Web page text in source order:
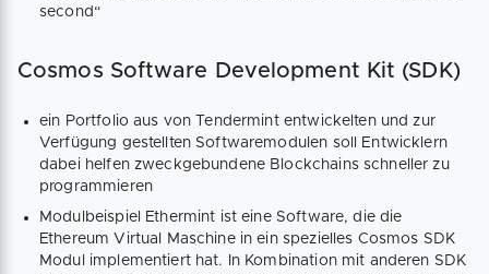
second“
Cosmos Software Development Kit (SDK)
ein Portfolio aus von Tendermint entwickelten und zur
Verfügung gestellten Softwaremodulen soll Entwicklern
dabei helfen zweckgebundene Blockchains schneller zu
programmieren
Modulbeispiel Ethermint ist eine Software, die die
Ethereum Virtual Maschine in ein spezielles Cosmos SDK
Modul implementiert hat. In Kombination mit anderen SDK